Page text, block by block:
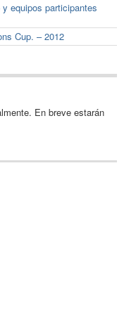
equipos participantes
Cup. – 2012
En breve estarán